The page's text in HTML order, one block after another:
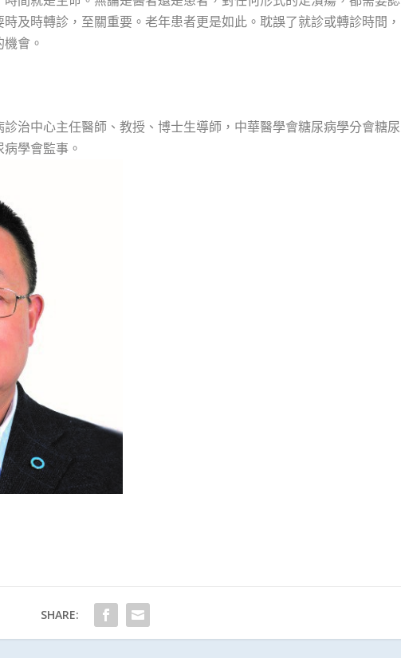
及時轉診，至關重要。老年患者更是如此。耽誤了就診或轉診時間，
會。
治中心主任醫師、教授、博士生導師，中華醫學會糖尿病學分會糖尿
學會監事。
SHARE: